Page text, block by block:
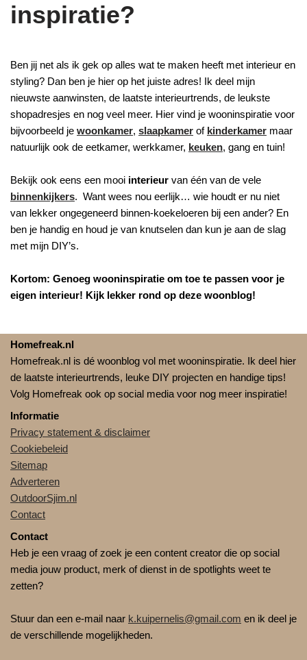
inspiratie?
Ben jij net als ik gek op alles wat te maken heeft met interieur en
styling? Dan ben je hier op het juiste adres! Ik deel mijn
nieuwste aanwinsten, de laatste interieurtrends, de leukste
shopadresjes en nog veel meer. Hier vind je wooninspiratie voor
bijvoorbeeld je woonkamer, slaapkamer of kinderkamer maar
natuurlijk ook de eetkamer, werkkamer, keuken, gang en tuin!
Bekijk ook eens een mooi interieur van één van de vele
binnenkijkers. Want wees nou eerlijk… wie houdt er nu niet
van lekker ongegeneerd binnen-koekeloeren bij een ander? En
ben je handig en houd je van knutselen dan kun je aan de slag
met mijn DIY’s.
Kortom: Genoeg wooninspiratie om toe te passen voor je
eigen interieur! Kijk lekker rond op deze woonblog!
Homefreak.nl
Homefreak.nl is dé woonblog vol met wooninspiratie. Ik deel hier
de laatste interieurtrends, leuke DIY projecten en handige tips!
Volg Homefreak ook op social media voor nog meer inspiratie!
Informatie
Privacy statement & disclaimer
Cookiebeleid
Sitemap
Adverteren
OutdoorSjim.nl
Contact
Contact
Heb je een vraag of zoek je een content creator die op social
media jouw product, merk of dienst in de spotlights weet te
zetten?
Stuur dan een e-mail naar k.kuipernelis@gmail.com en ik deel je
de verschillende mogelijkheden.